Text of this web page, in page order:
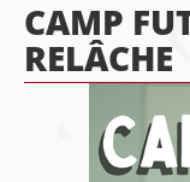
CAMP
RELÂCHE